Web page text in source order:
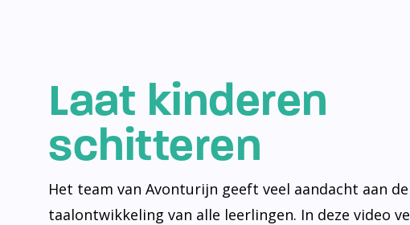
Laat kinderen
schitteren
Het team van Avonturijn geeft veel aandacht aan de
taalontwikkeling van alle leerlingen. In deze video